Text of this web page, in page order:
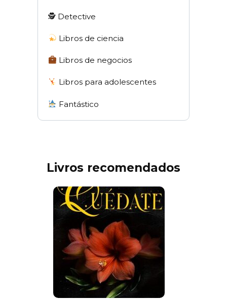
🕵 Detective
Libros de ciencia
Libros de negocios
Libros para adolescentes
Fantástico
Livros recomendados